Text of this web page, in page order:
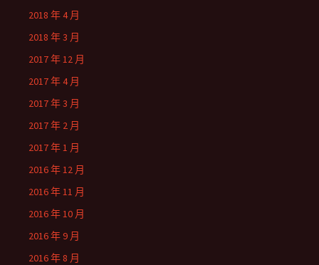
2018 年 4 月
2018 年 3 月
2017 年 12 月
2017 年 4 月
2017 年 3 月
2017 年 2 月
2017 年 1 月
2016 年 12 月
2016 年 11 月
2016 年 10 月
2016 年 9 月
2016 年 8 月